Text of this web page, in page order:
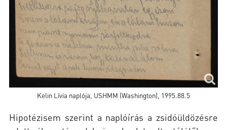
Kelin Lívia naplója, USHMM (Washington), 1995.88.5
Hipotézisem szerint a naplóírás a zsidóüldözésre